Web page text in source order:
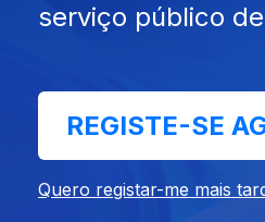
serviço público
REGISTE-SE
Quero registar-me mais